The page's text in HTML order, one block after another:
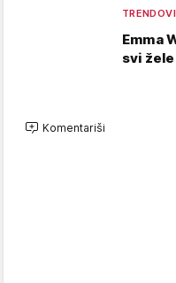
TRENDOVI
Emma
svi žele
Komentariši